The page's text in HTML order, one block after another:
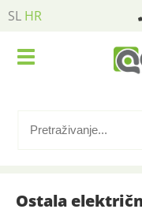
SL HR
Ostala